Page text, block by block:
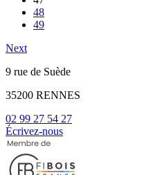
48
49
Next
9 rue de Suède
35200 RENNES
02 99 27 54 27
Écrivez-nous